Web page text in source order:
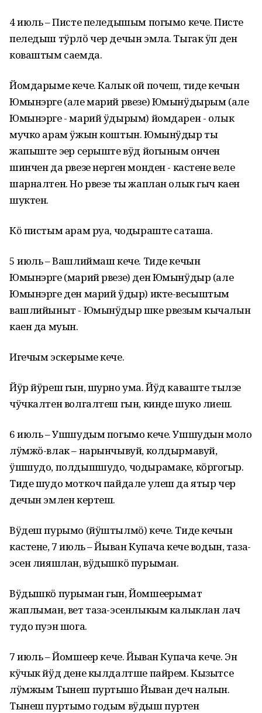
4 июль – Писте пеледышым погымо кече. Писте
пеледыш тӱрлӧ чер дечын эмла. Тыгак ӱп ден
коваштым саемда.
Йомдарыме кече. Калык ой почеш, тиде кечын
Юмынэрге (але марий рвезе) Юмынӱдырым (але
Юмынэрге - марий ӱдырым) йомдарен - олык
мучко арам ӱжын коштын. Юмынӱдыр ты
жапыште эҥер серыште вӱд йогыным ончен
шинчен да рвезе нерген монден - кастене веле
шарналтен. Но рвезе ты жаплан олык гыч каен
шуктен.
Кӧ пистым арам руа, чодыраште саташа.
5 июль – Вашлиймаш кече. Тиде кечын
Юмынэрге (марий рвезе) ден Юмынӱдыр (але
Юмынэрге ден марий ӱдыр) икте-весыштым
вашлийыныт - Юмынӱдыр шке рвезым кычалын
каен да муын.
Игечым эскерыме кече.
Йӱр йӱреш гын, шурно ума. Йӱд каваште тылзе
чӱчкалтен волгалтеш гын, кинде шуко лиеш.
6 июль – Ушшудым погымо кече. Ушшудын моло
лӱмжӧ-влак – нарынчывуй, колдырмавуй,
ӱшшудо, полдышшудо, чодырамаке, кӧргоҥгыр.
Тиде шудо моткоч пайдале улеш да ятыр чер
дечын эмлен кертеш.
Вӱдеш пурымо (йӱштылмӧ) кече. Тиде кечын
кастене, 7 июль – Йыван Купача кече водын, таза-
эсен лияшлан, вӱдышкӧ пурыман.
Вӱдышкӧ пурыман гын, Йомшеҥерымат
жаплыман, вет таза-эсенлыкым калыклан лач
тудо пуэн шога.
7 июль – Йомшеҥер кече. Йыван Купача кече. Эн
кӱчык йӱд дене кылдалтше пайрем. Кызытсе
лӱмжым Тынеш пуртышо Йыван деч налын.
Тынеш пуртымо годым вӱдыш пуртен